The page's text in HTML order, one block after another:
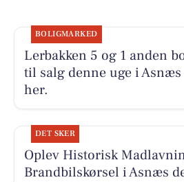
BOLIGMARKED
Lerbakken 5 og 1 anden
til salg denne uge i
her.
DET SKER
Oplev Historisk
Brandbilskørsel i Asnæs